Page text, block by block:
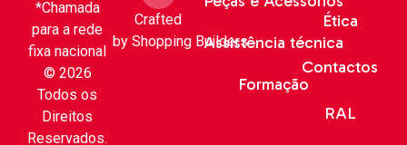
*Chamada
para a rede
fixa nacional
© 2026
Todos os
Direitos
Reservados.
Assistência técnica
Formação
Ética
Contactos
RAL
Crafted
by Shopping Builders